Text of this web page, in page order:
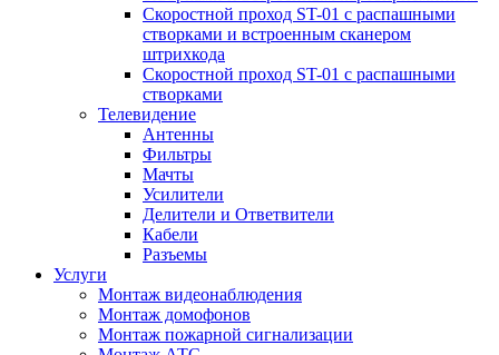
Скоростной проход ST-01 с распашными
створками и встроенным сканером
штрихкода
Скоростной проход ST-01 с распашными
створками
Телевидение
Антенны
Фильтры
Мачты
Усилители
Делители и Ответвители
Кабели
Разъемы
Услуги
Монтаж видеонаблюдения
Монтаж домофонов
Монтаж пожарной сигнализации